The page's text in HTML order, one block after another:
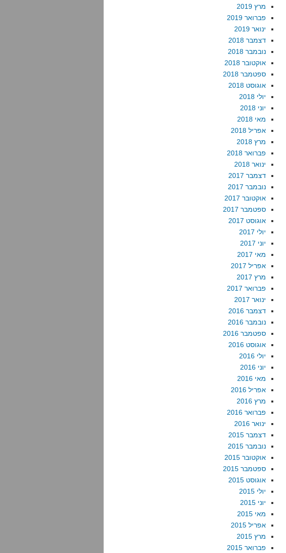
מרץ 2019
פברואר 2019
ינואר 2019
דצמבר 2018
נובמבר 2018
אוקטובר 2018
ספטמבר 2018
אוגוסט 2018
יולי 2018
יוני 2018
מאי 2018
אפריל 2018
מרץ 2018
פברואר 2018
ינואר 2018
דצמבר 2017
נובמבר 2017
אוקטובר 2017
ספטמבר 2017
אוגוסט 2017
יולי 2017
יוני 2017
מאי 2017
אפריל 2017
מרץ 2017
פברואר 2017
ינואר 2017
דצמבר 2016
נובמבר 2016
ספטמבר 2016
אוגוסט 2016
יולי 2016
יוני 2016
מאי 2016
אפריל 2016
מרץ 2016
פברואר 2016
ינואר 2016
דצמבר 2015
נובמבר 2015
אוקטובר 2015
ספטמבר 2015
אוגוסט 2015
יולי 2015
יוני 2015
מאי 2015
אפריל 2015
מרץ 2015
פברואר 2015